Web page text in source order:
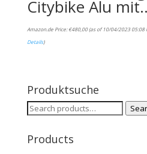
Citybike Alu
Amazon.de Price:€480,00(as of 10/04/2023 05:08
Details)
Produktsuche
Search
Products